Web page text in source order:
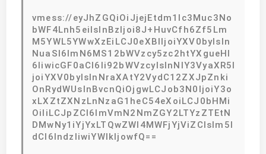
vmess://eyJhZGQiOiJjejEtdm1lc3Muc3No
bWF4Lnh5eiIsInBzIjoi8J+HuvCfh6Zf5Lm
M5YWL5YWwXzEiLCJ0eXBlIjoiYXV0byIsIn
NuaSI6ImN6MS12bWVzcy5zc2htYXgueHl
6IiwicGF0aCI6Ii92bWVzcyIsInNlY3VyaXR5I
joiYXV0byIsInNraXAtY2VydC12ZXJpZnki
OnRydWUsInBvcnQiOjgwLCJob3N0IjoiY3o
xLXZtZXNzLnNzaG1heC54eXoiLCJ0bHMi
OiIiLCJpZCI6ImVmN2NmZGY2LTYzZTEtN
DMwNy1iYjYxLTQwZWI4MWFjYjViZCIsIm5l
dCI6IndzIiwiYWlkIjowfQ==